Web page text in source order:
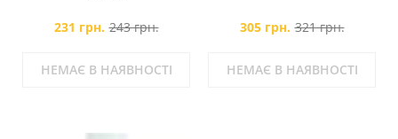
231 грн. 243 грн.
НЕМАЄ В НАЯВНОСТІ
305 грн. 321 грн.
НЕМАЄ В НАЯВНОСТІ